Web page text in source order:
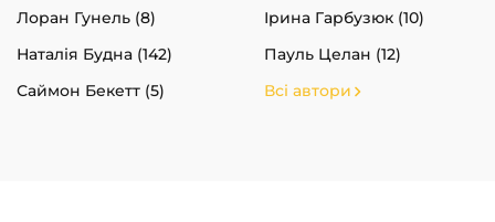
Лоран Гунель (8)
Ірина Гарбузюк (10)
Наталія Будна (142)
Пауль Целан (12)
Саймон Бекетт (5)
Всі автори